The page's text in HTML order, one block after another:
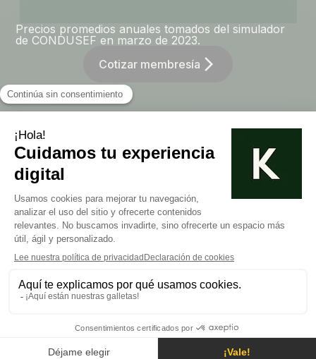
Precios promedios anuales tomados del simulador
de CONDUSEF en marzo de 2023.
Cotizar membresía arrow_forward_ios
Algunas opiniones de
nuestros clientes
Contraté este seguro de la
membresía y tras un accidente,
quedé gratamente satisfecha
con el servicio y la atención.